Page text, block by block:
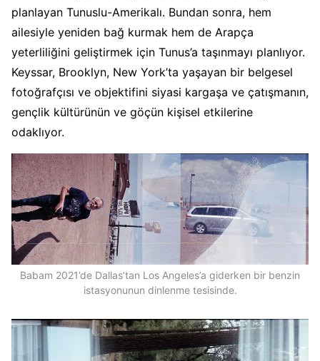
planlayan Tunuslu-Amerikalı. Bundan sonra, hem
ailesiyle yeniden bağ kurmak hem de Arapça
yeterliliğini geliştirmek için Tunus’a taşınmayı planlıyor.
Keyssar, Brooklyn, New York’ta yaşayan bir belgesel
fotoğrafçısı ve objektifini siyasi kargaşa ve çatışmanın,
gençlik kültürünün ve göçün kişisel etkilerine
odaklıyor.
Babam 2021’de Dallas’tan Los Angeles’a giderken bir benzin
istasyonunun dinlenme tesisinde.